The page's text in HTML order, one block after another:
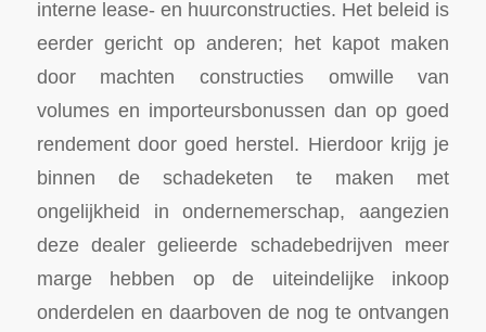
interne lease- en huurconstructies. Het beleid is
eerder gericht op anderen; het kapot maken
door machten constructies omwille van
volumes en importeursbonussen dan op goed
rendement door goed herstel. Hierdoor krijg je
binnen de schadeketen te maken met
ongelijkheid in ondernemerschap, aangezien
deze dealer gelieerde schadebedrijven meer
marge hebben op de uiteindelijke inkoop
onderdelen en daarboven de nog te ontvangen